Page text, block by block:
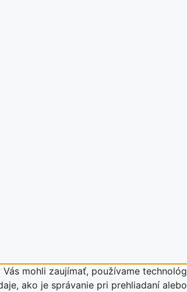
mohli zaujímať, používame
ako je správanie pri prehliadaní